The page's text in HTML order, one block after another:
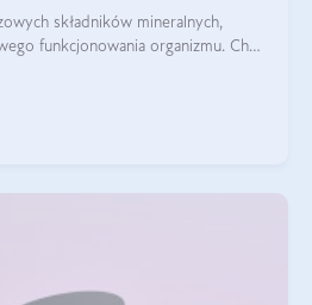
składników mineralnych,
funkcjonowania organizmu. Choć